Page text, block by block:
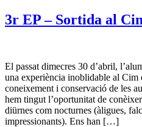
3r EP – Sortida al
El passat dimecres 30 d’abril,
una experiència inoblidable al Cim
coneixement i conservació de les
hem tingut l’oportunitat de
diürnes com nocturnes (àligues,
impressionants). Ens han […]